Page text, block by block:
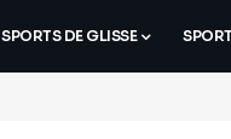
SPORTS DE GLISSE